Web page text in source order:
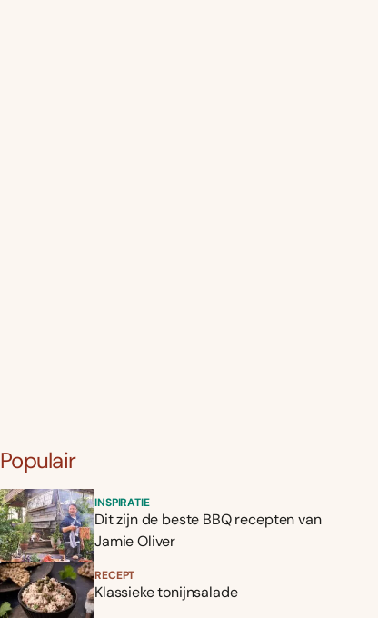
Populair
INSPIRATIE
Dit zijn de beste BBQ recepten van
Jamie Oliver
RECEPT
Klassieke tonijnsalade